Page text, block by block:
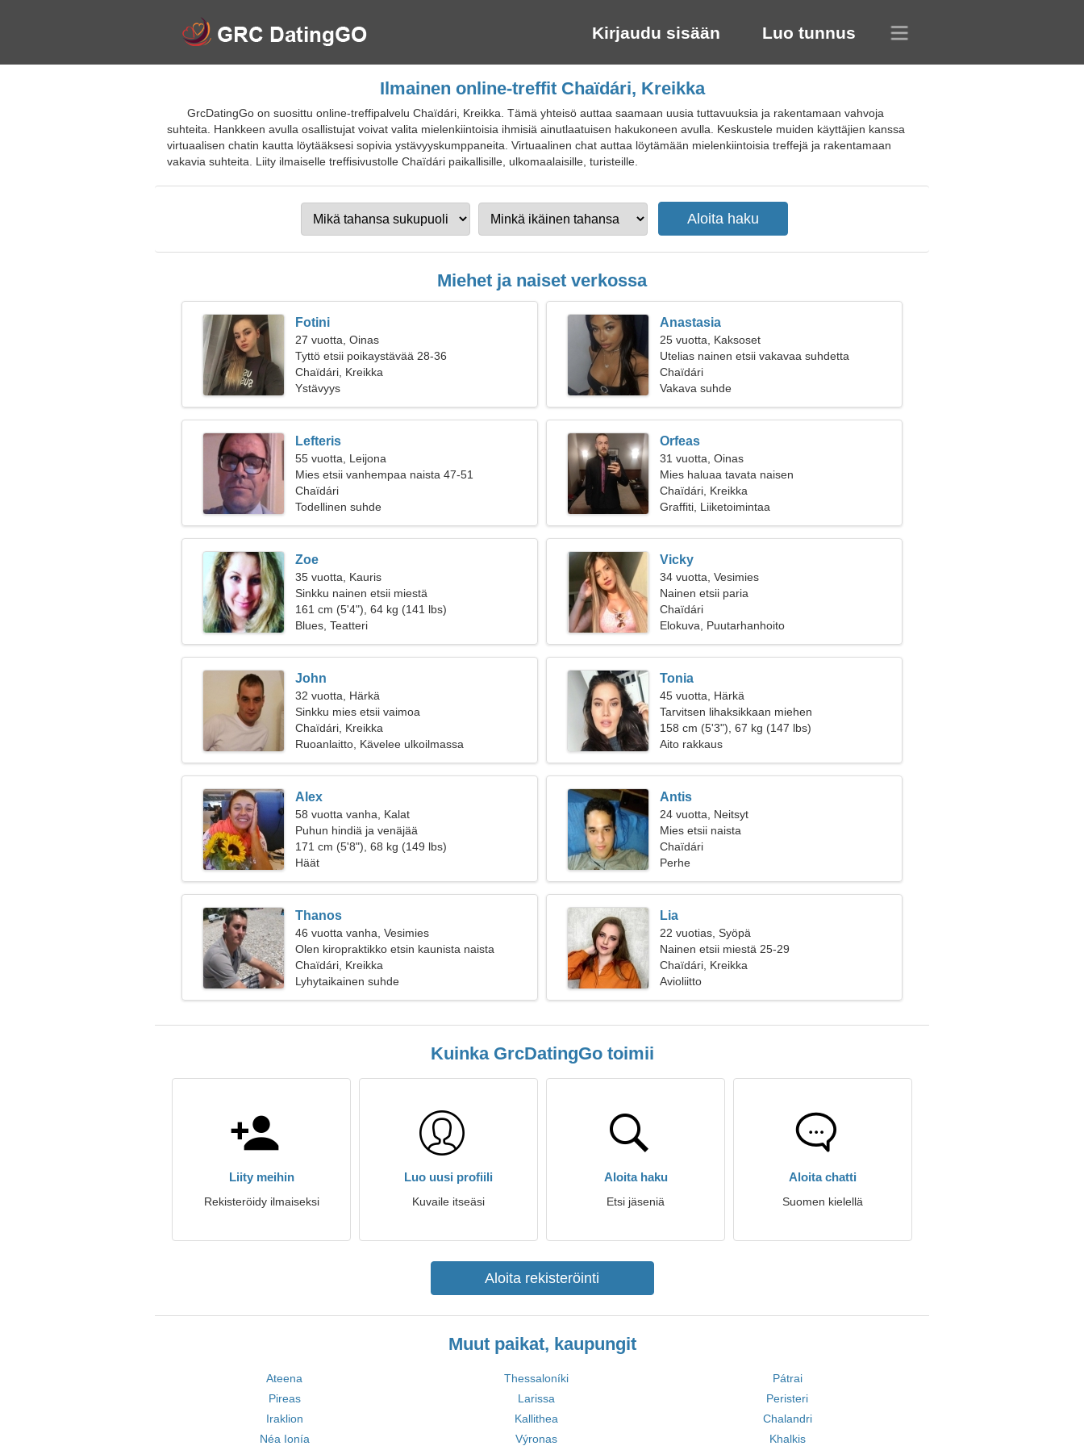
Kirjaudu sisään Luo tunnus
Ilmainen online-treffit Chaïdári, Kreikka
GrcDatingGo on suosittu online-treffipalvelu Chaïdári, Kreikka. Tämä yhteisö auttaa saamaan uusia tuttavuuksia ja rakentamaan vahvoja
suhteita. Hankkeen avulla osallistujat voivat valita mielenkiintoisia ihmisiä ainutlaatuisen hakukoneen avulla. Keskustele muiden käyttäjien kanssa
virtuaalisen chatin kautta löytääksesi sopivia ystävyyskumppaneita. Virtuaalinen chat auttaa löytämään mielenkiintoisia treffejä ja rakentamaan
vakavia suhteita. Liity ilmaiselle treffisivustolle Chaïdári paikallisille, ulkomaalaisille, turisteille.
Miehet ja naiset verkossa
Fotini
27 vuotta, Oinas
Tyttö etsii poikaystävää 28-36
Chaïdári, Kreikka
Ystävyys
Anastasia
25 vuotta, Kaksoset
Utelias nainen etsii vakavaa suhdetta
Chaïdári
Vakava suhde
Lefteris
55 vuotta, Leijona
Mies etsii vanhempaa naista 47-51
Chaïdári
Todellinen suhde
Orfeas
31 vuotta, Oinas
Mies haluaa tavata naisen
Chaïdári, Kreikka
Graffiti, Liiketoimintaa
Zoe
35 vuotta, Kauris
Sinkku nainen etsii miestä
161 cm (5'4"), 64 kg (141 lbs)
Blues, Teatteri
Vicky
34 vuotta, Vesimies
Nainen etsii paria
Chaïdári
Elokuva, Puutarhanhoito
John
32 vuotta, Härkä
Sinkku mies etsii vaimoa
Chaïdári, Kreikka
Ruoanlaitto, Kävelee ulkoilmassa
Tonia
45 vuotta, Härkä
Tarvitsen lihaksikkaan miehen
matkustaakseni yhdessä
158 cm (5'3"), 67 kg (147 lbs)
Aito rakkaus
Alex
58 vuotta vanha, Kalat
Puhun hindiä ja venäjää
171 cm (5'8"), 68 kg (149 lbs)
Häät
Antis
24 vuotta, Neitsyt
Mies etsii naista
Chaïdári
Perhe
Thanos
46 vuotta vanha, Vesimies
Olen kiropraktikko etsin kaunista naista
Chaïdári, Kreikka
Lyhytaikainen suhde
Lia
22 vuotias, Syöpä
Nainen etsii miestä 25-29
Chaïdári, Kreikka
Avioliitto
Kuinka GrcDatingGo toimii
Liity meihin
Rekisteröidy ilmaiseksi
Luo uusi profiili
Kuvaile itseäsi
Aloita haku
Etsi jäseniä
Aloita chatti
Suomen kielellä
Aloita rekisteröinti
Muut paikat, kaupungit
Ateena Thessaloníki
Pátrai
Pireas
Larissa
Peristeri
Iraklion
Kallithea
Chalandri
Néa Ionía
Výronas Khalkis